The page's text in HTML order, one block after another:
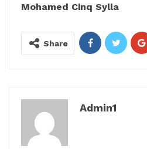
Mohamed Cinq Sylla
Share
Admin1